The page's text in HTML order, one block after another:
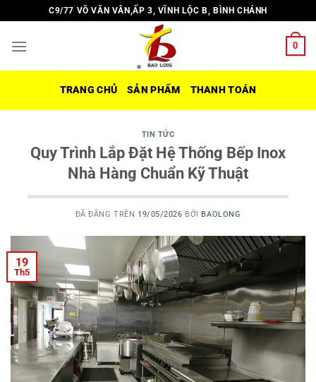
đến
nội
C9/77 VÕ VĂN VÂN,ẤP 3, VĨNH LỘC B, BÌNH CHÁNH
0
TRANG CHỦ SẢN PHẨM THANH TOÁN
TIN TỨC
Quy Trình Lắp Đặt Hệ Thống Bếp Inox
Nhà Hàng Chuẩn Kỹ Thuật
ĐÃ ĐĂNG TRÊN 19/05/2026 BỞI BAOLONG
19
Th5